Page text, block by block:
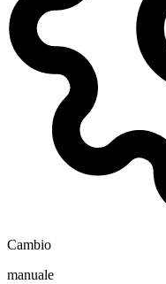
Cambio
manuale